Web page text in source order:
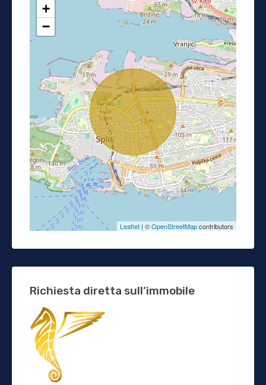
+
−
Leaflet | ©OpenStreetMapcontributors
Richiesta diretta sull’immobile